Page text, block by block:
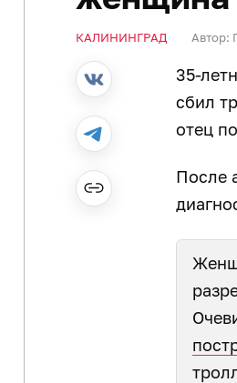
КАЛИНИНГРАД Автор:
35-
сбил
отец
После